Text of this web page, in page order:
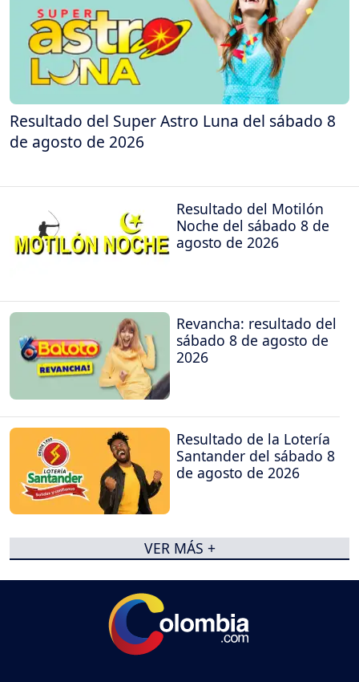
Resultado del Super Astro Luna del sábado 8
de agosto de 2026
Resultado del Motilón
Noche del sábado 8 de
agosto de 2026
Revancha: resultado del
sábado 8 de agosto de
2026
Resultado de la Lotería
Santander del sábado 8
de agosto de 2026
VER MÁS +